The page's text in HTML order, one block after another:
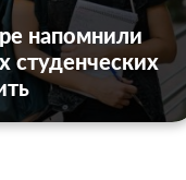
напомнили
студенческих